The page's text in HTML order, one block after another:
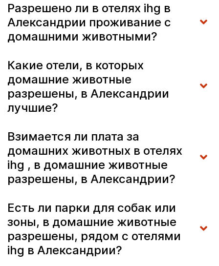
Разрешено ли в отелях ihg в
Александрии проживание с
домашними животными?
Какие отели, в которых
домашние животные
разрешены, в Александрии
лучшие?
Взимается ли плата за
домашних животных в отелях
ihg , в домашние животные
разрешены, в Александрии?
Есть ли парки для собак или
зоны, в домашние животные
разрешены, рядом с отелями
ihg в Александрии?